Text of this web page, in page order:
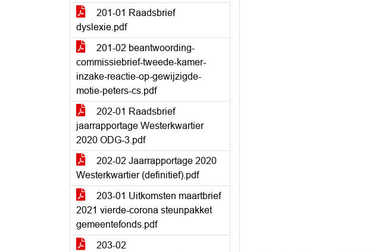
201-01 Raadsbrief
dyslexie.pdf
201-02 beantwoording-
commissiebrief-tweede-kamer-
inzake-reactie-op-gewijzigde-
motie-peters-cs.pdf
202-01 Raadsbrief
jaarrapportage Westerkwartier
2020 ODG-3.pdf
202-02 Jaarrapportage 2020
Westerkwartier (definitief).pdf
203-01 Uitkomsten maartbrief
2021 vierde-corona steunpakket
gemeentefonds.pdf
203-02